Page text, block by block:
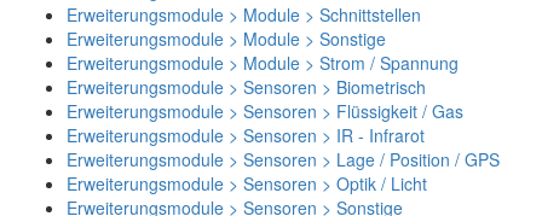
Erweiterungsmodule > Module > Schnittstellen
Erweiterungsmodule > Module > Sonstige
Erweiterungsmodule > Module > Strom / Spannung
Erweiterungsmodule > Sensoren > Biometrisch
Erweiterungsmodule > Sensoren > Flüssigkeit / Gas
Erweiterungsmodule > Sensoren > IR - Infrarot
Erweiterungsmodule > Sensoren > Lage / Position / GPS
Erweiterungsmodule > Sensoren > Optik / Licht
Erweiterungsmodule > Sensoren > Sonstige